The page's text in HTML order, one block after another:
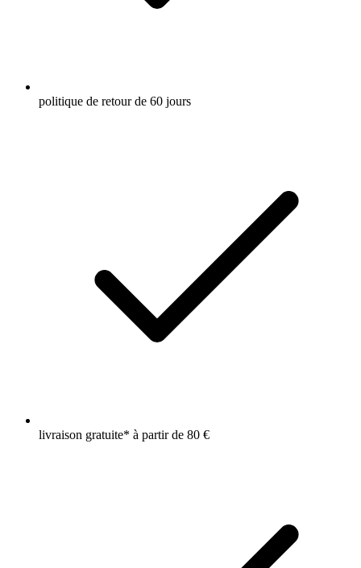
politique de retour de 60 jours
livraison gratuite* à partir de 80 €